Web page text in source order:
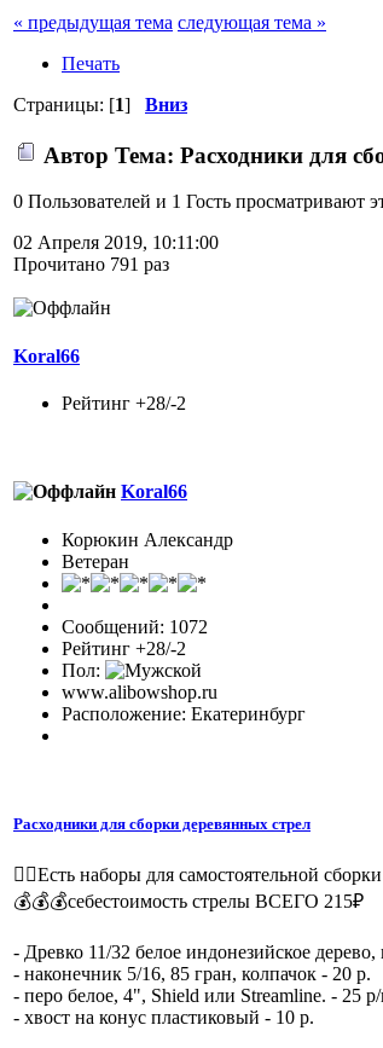
« предыдущая тема следующая тема »
Печать
Страницы: [1] Вниз
Автор Тема: Расходники для
0 Пользователей и 1 Гость просматривают
02 Апреля 2019, 10:11:00
Прочитано 791 раз
Koral66
Рейтинг +28/-2
Koral66
Корюкин Александр
Ветеран
Сообщений: 1072
Рейтинг +28/-2
Пол:
www.alibowshop.ru
Расположение: Екатеринбург
Расходники для сборки деревянных стрел
☝🏻Есть наборы для самостоятельной
💰💰💰себестоимость стрелы ВСЕГО 215₽
- Древко 11/32 белое индонезийское
- наконечник 5/16, 85 гран, колпачок - 20 р.
- перо белое, 4", Shield или Streamline. - 25
- хвост на конус пластиковый - 10 р.